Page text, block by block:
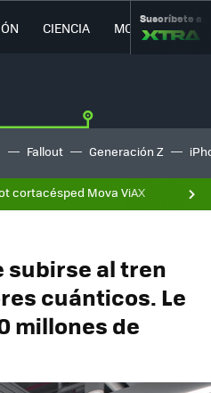
CIENCIA MOVILIDAD
Suscríbete a
Fallout Generación Z
cortacésped Mova ViAX
subirse al tren
cuánticos. Le
millones de